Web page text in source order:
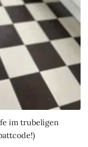
im trubeligen